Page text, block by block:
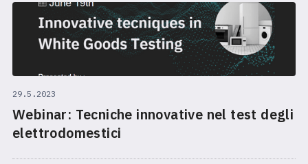
29.5.2023
Webinar: Tecniche innovative nel test degli
elettrodomestici